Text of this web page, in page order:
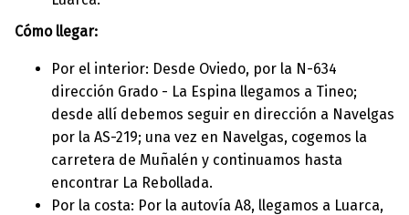
Cómo llegar:
Por el interior: Desde Oviedo, por la N-634
dirección Grado - La Espina llegamos a Tineo;
desde allí debemos seguir en dirección a Navelgas
por la AS-219; una vez en Navelgas, cogemos la
carretera de Muñalén y continuamos hasta
encontrar La Rebollada.
Por la costa: Por la autovía A8, llegamos a Luarca,